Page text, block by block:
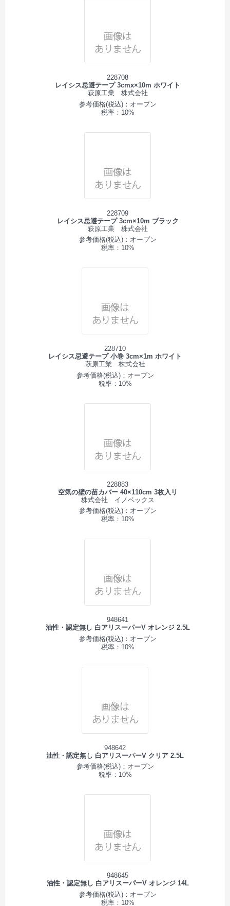
228708
レイシス忌避テープ 3cmx×10m ホワイト
萩原工業 株式会社
参考価格(税込)：オープン
税率：10%
228709
レイシス忌避テープ 3cm×10m ブラック
萩原工業 株式会社
参考価格(税込)：オープン
税率：10%
228710
レイシス忌避テープ 小巻 3cm×1m ホワイト
萩原工業 株式会社
参考価格(税込)：オープン
税率：10%
228883
空気の壁の苗カバー 40×110cm 3枚入リ
株式会社 イノベックス
参考価格(税込)：オープン
税率：10%
948641
油性・認定無し 白アリスーパーV オレンジ 2.5L
参考価格(税込)：オープン
税率：10%
948642
油性・認定無し 白アリスーパーV クリア 2.5L
参考価格(税込)：オープン
税率：10%
948645
油性・認定無し 白アリスーパーV オレンジ 14L
参考価格(税込)：オープン
税率：10%